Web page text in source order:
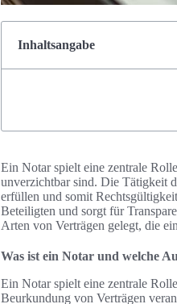
Inhaltsangabe
Ein Notar spielt eine zentrale
unverzichtbar sind. Die Tätigkeit
erfüllen und somit
Beteiligten und sorgt für
Arten von Verträgen gelegt, die
Was ist ein Notar und welche
Ein Notar spielt eine zentrale
Beurkundung von Verträgen